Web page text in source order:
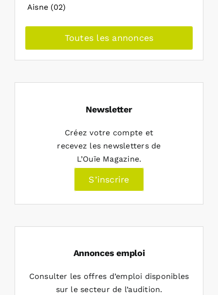
Aisne (02)
Toutes les annonces
Newsletter
Créez votre compte et
recevez les newsletters de
L’Ouïe Magazine.
S’inscrire
Annonces emploi
Consulter les offres d’emploi disponibles
sur le secteur de l’audition.